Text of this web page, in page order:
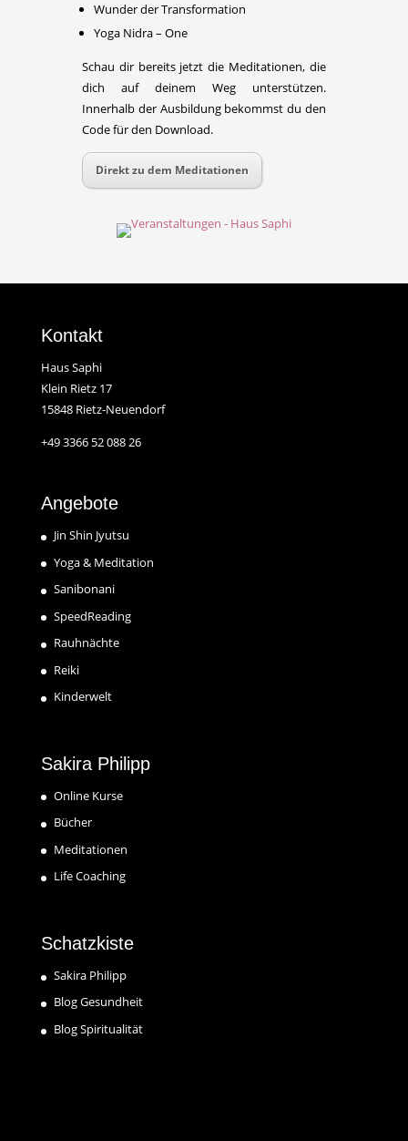
Wunder der Transformation
Yoga Nidra – One
Schau dir bereits jetzt die Meditationen, die
dich auf deinem Weg unterstützen.
Innerhalb der Ausbildung bekommst du den
Code für den Download.
Direkt zu dem Meditationen
Kontakt
Haus Saphi
Klein Rietz 17
15848 Rietz-Neuendorf
+49 3366 52 088 26
Angebote
Jin Shin Jyutsu
Yoga & Meditation
Sanibonani
SpeedReading
Rauhnächte
Reiki
Kinderwelt
Sakira Philipp
Online Kurse
Bücher
Meditationen
Life Coaching
Schatzkiste
Sakira Philipp
Blog Gesundheit
Blog Spiritualität